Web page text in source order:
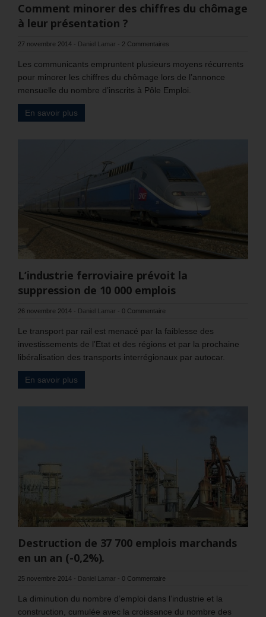
Comment minorer des chiffres du chômage
à leur présentation ?
27 novembre 2014 - Daniel Lamar - 2 Commentaires
Les communicants empruntent plusieurs moyens récurrents
pour minorer les chiffres du chômage lors de l’annonce
mensuelle du nombre d’inscrits à Pôle Emploi.
En savoir plus
L’industrie ferroviaire prévoit la
suppression de 10 000 emplois
26 novembre 2014 - Daniel Lamar - 0 Commentaire
Le transport par rail est menacé par la faiblesse des
investissements de l’Etat et des régions et par la prochaine
libéralisation des transports interrégionaux par autocar.
En savoir plus
Destruction de 37 700 emplois marchands
en un an (-0,2%).
25 novembre 2014 - Daniel Lamar - 0 Commentaire
La diminution du nombre d’emploi dans l’industrie et la
construction, cumulée avec la croissance du nombre des